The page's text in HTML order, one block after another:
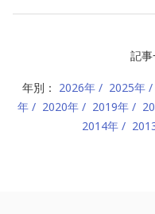
記事
年別： 2026年 2025年
年
2020年 2019年
2014年